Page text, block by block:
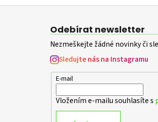
Z
Odebírat newsletter
Nezmeškejte žádné novinky či
Sledujte nás na Instagramu
E-mail
Vložením e-mailu souhlasíte s